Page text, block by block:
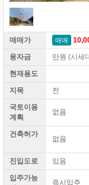
매매가 매매
융자금
만원 (시세
현재용도
지목
전
국토이용
계획
없음
건축허가
없음
진입도로 있음
입주가능
즉시입주